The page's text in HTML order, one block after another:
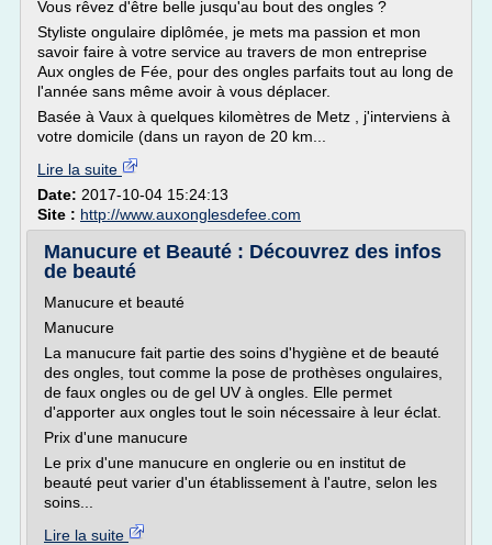
Vous rêvez d'être belle jusqu'au bout des ongles ?
Styliste ongulaire diplômée, je mets ma passion et mon
savoir faire à votre service au travers de mon entreprise
Aux ongles de Fée, pour des ongles parfaits tout au long de
l'année sans même avoir à vous déplacer.
Basée à Vaux à quelques kilomètres de Metz , j'interviens à
votre domicile (dans un rayon de 20 km...
Lire la suite
Date: 2017-10-04 15:24:13
Site : http://www.auxonglesdefee.com
Manucure et Beauté : Découvrez des infos
de beauté
Manucure et beauté
Manucure
La manucure fait partie des soins d'hygiène et de beauté
des ongles, tout comme la pose de prothèses ongulaires,
de faux ongles ou de gel UV à ongles. Elle permet
d'apporter aux ongles tout le soin nécessaire à leur éclat.
Prix d'une manucure
Le prix d'une manucure en onglerie ou en institut de
beauté peut varier d'un établissement à l'autre, selon les
soins...
Lire la suite